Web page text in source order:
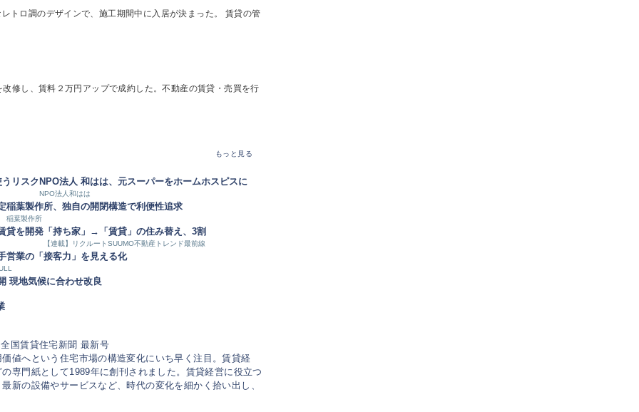
トロ調のデザインで、施工期間中に入居が決まった。 賃貸の管
修し、賃料２万円アップで成約した。不動産の賃貸・売買を行
もっと見る
うリスク NPO法人 和はは、元スーパーをホームホスピスに
NPO法人和はは
稲葉製作所、独自の開閉構造で利便性追求
稲葉製作所
貸を開発 「持ち家」→「賃貸」の住み替え、3割
【連載】リクルートSUUMO不動産トレンド最前線
営業の「接客力」を見える化
現地気候に合わせ改良
値へという住宅市場の構造変化にいち早く注目。賃貸経
専門紙として1989年に創刊されました。賃貸経営に役立つ
新の設備やサービスなど、時代の変化を細かく拾い出し、